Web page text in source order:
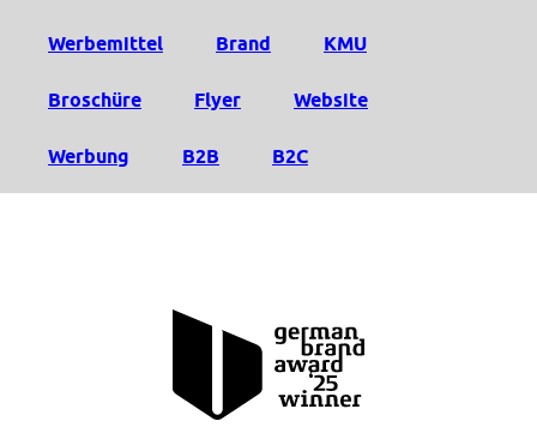
Werbemittel Brand KMU
Broschüre Flyer Website
Werbung B2B B2C